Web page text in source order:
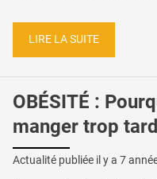
LIRE LA SUITE
OBÉSITÉ :
manger trop
Actualité publiée il y a 7